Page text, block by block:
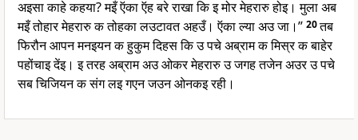
अइसा काहे कहया? मइँ ऍका ऍह बरे राखा कि इ मोर मेहरारु होइ। मुला अब
मइँ तोहार मेहरारु क तोहका लउटावत अहउँ। ऍका ल्या अउ जा।” 20तब
फिरौन आपन मनइयन क हुकुम दिहस कि उ पचे अब्राम क मिस्र क बाहेर
पहोंचाइ देंइ। इ तरह अब्राम अउ ओकर मेहरारु उ जगह तजेन अउर उ पचे
सब चिजियन क संग लइ गएन जउन ओनकइ रही।